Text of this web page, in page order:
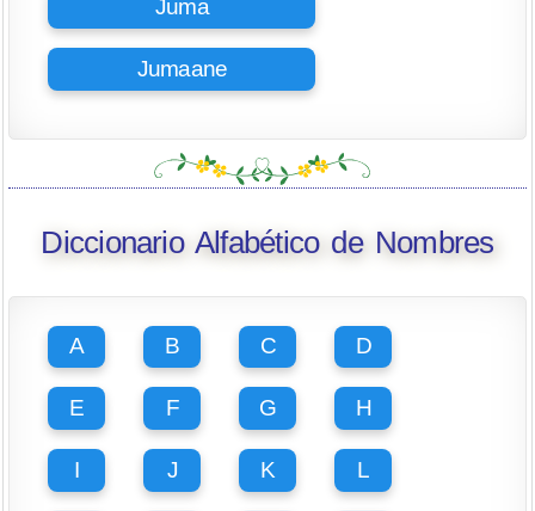
Juma
Jumaane
Diccionario Alfabético de Nombres
A B C D
E F G H
I J K L